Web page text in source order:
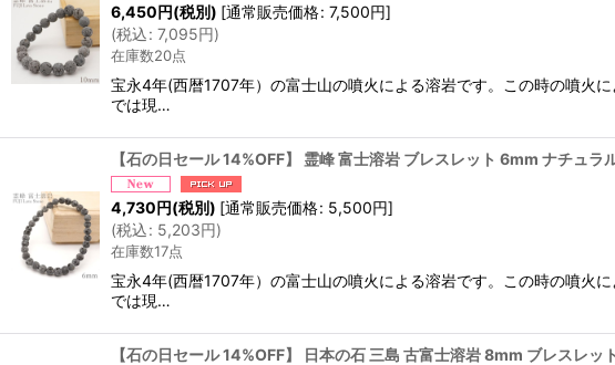
6,450円(税別) [通常販売価格: 7,500円]
(税込: 7,095円)
在庫数20点
宝永4年(西暦1707年）の富士山の噴火による溶岩です。この時の噴火
では現…
【石の日セール 14%OFF】 霊峰 富士溶岩 ブレスレット 6mm ナチュ
4,730円(税別) [通常販売価格: 5,500円]
(税込: 5,203円)
在庫数17点
宝永4年(西暦1707年）の富士山の噴火による溶岩です。この時の噴火
では現…
【石の日セール 14%OFF】 日本の石 三島 古富士溶岩 8mm ブレスレッ